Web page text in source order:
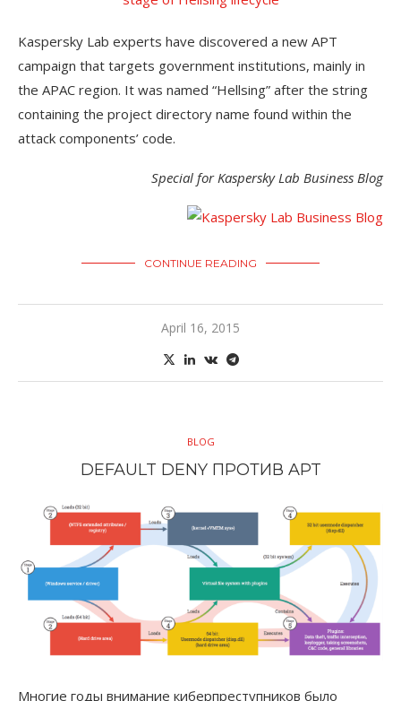
Kaspersky Lab experts have discovered a new APT
campaign that targets government institutions, mainly in
the APAC region. It was named “Hellsing” after the string
containing the project directory name found within the
attack components’ code.
Special for Kaspersky Lab Business Blog
CONTINUE READING
April 16, 2015
BLOG
DEFAULT DENY ПРОТИВ APT
Многие годы внимание киберпреступников было